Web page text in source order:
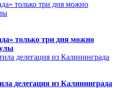
только три дня можно
делегация из Калининграда